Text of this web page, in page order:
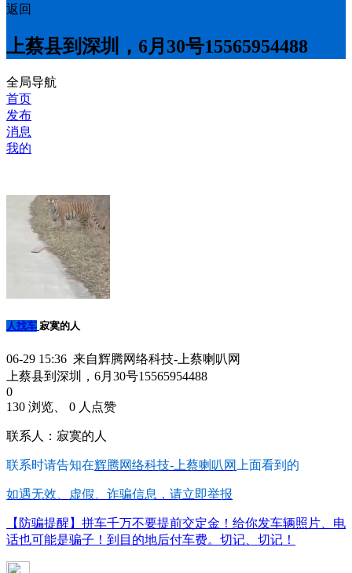
返回
上蔡县到深圳，6月30号15565954488
全局导航
首页
发布
消息
我的
人找车 寂寞的人
06-29 15:36 来自辉腾网络科技-上蔡喇叭网
上蔡县到深圳，6月30号15565954488
0
130 浏览、 0 人点赞
联系人：寂寞的人
联系时请告知在辉腾网络科技-上蔡喇叭网 上面看到的
如遇无效、虚假、诈骗信息，请立即举报
【防骗提醒】拼车千万不要提前交定金！给你发车辆照片、电
话也可能是骗子！到目的地后付车费。切记、切记！